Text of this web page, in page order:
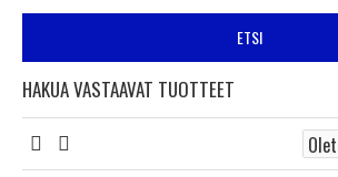
ETSI
HAKUA VASTAAVAT TUOTTEET